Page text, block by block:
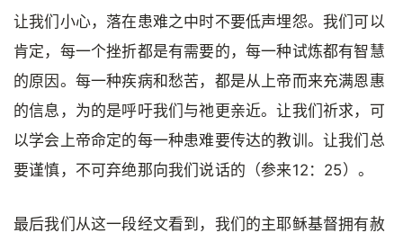
让我们小心，落在患难之中时不要低声埋怨。我们可以
肯定，每一个挫折都是有需要的，每一种试炼都有智慧
的原因。每一种疾病和愁苦，都是从上帝而来充满恩惠
的信息，为的是呼吁我们与祂更亲近。让我们祈求，可
以学会上帝命定的每一种患难要传达的教训。让我们总
要谨慎，不可弃绝那向我们说话的（参来12：25）。
最后我们从这一段经文看到，我们的主耶稣基督拥有赦